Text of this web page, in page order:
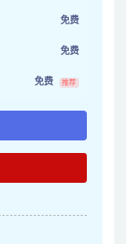
免费
免费
免费 推荐